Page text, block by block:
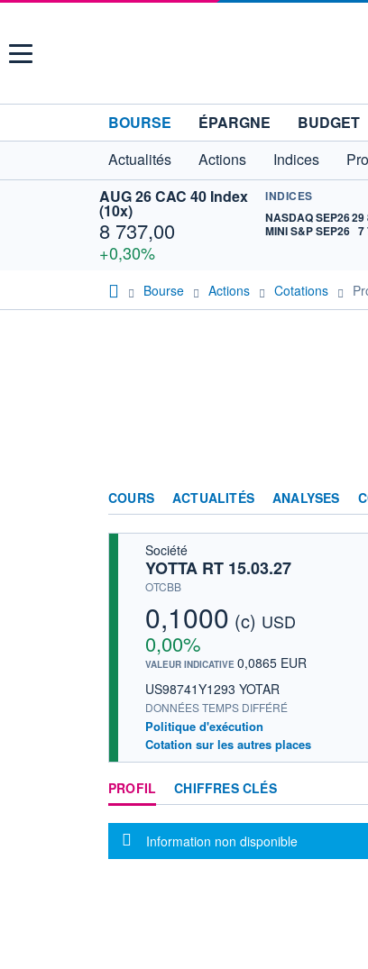
Menu
BOURSE ÉPARGNE BUDGET
Actualités
Actions Indices
AUG 26 CAC 40 Index
(10x)
8 737,00
+0,30%
INDICES
NASDAQ SEP2629
MINI S&P SEP26 7
Bourse Actions Cotations
COURS ACTUALITÉS ANALYSES
Société
YOTTA RT 15.03.27
OTCBB
0,1000 (c) USD
0,00%
VALEUR INDICATIVE 0,0865 EUR
US98741Y1293 YOTAR
DONNÉES TEMPS DIFFÉRÉ
Politique d'exécution
Cotation sur les autres places
PROFIL CHIFFRES CLÉS
Message d'information
Information non disponible